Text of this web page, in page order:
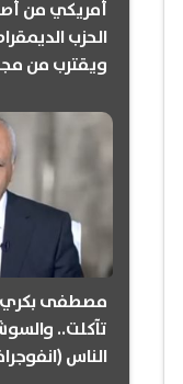
أمريكي من
الحزب
ويقترب من
مصطفى
تآكلت..
الناس